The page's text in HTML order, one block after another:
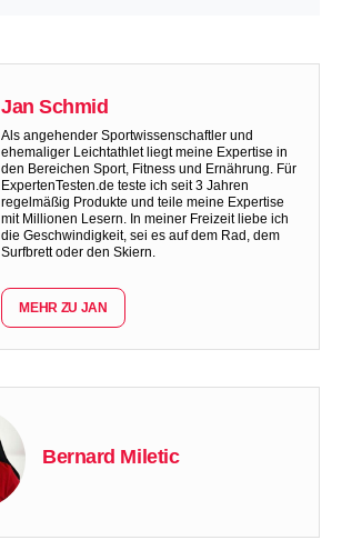
Jan Schmid
Als angehender Sportwissenschaftler und
ehemaliger Leichtathlet liegt meine Expertise in
den Bereichen Sport, Fitness und Ernährung. Für
ExpertenTesten.de teste ich seit 3 Jahren
regelmäßig Produkte und teile meine Expertise
mit Millionen Lesern. In meiner Freizeit liebe ich
die Geschwindigkeit, sei es auf dem Rad, dem
Surfbrett oder den Skiern.
MEHR ZU JAN
Bernard Miletic